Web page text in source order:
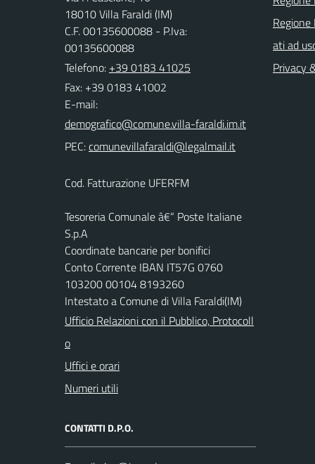
18010 Villa Faraldi (IM)
C.F. 00135600088 - P.Iva:
00135600088
Telefono: +39 0183 41025
Fax: +39 0183 41002
E-mail:
PEC:
Cod. Fatturazione UFERFM
Tesoreria Comunale â€“ Poste Italiane
S.p.A
Coordinate bancarie per bonifici
Conto Corrente IBAN IT57G 0760
103200 00104 8193260
Intestato a Comune di Villa Faraldi(IM)
Ufficio Relazioni con il Pubblico, Protocoll
o
Uffici e orari
Numeri utili
CONTATTI D.P.O.
ati ad
Privacy